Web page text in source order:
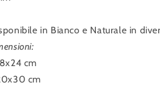
in Bianco e Naturale in
cm
cm